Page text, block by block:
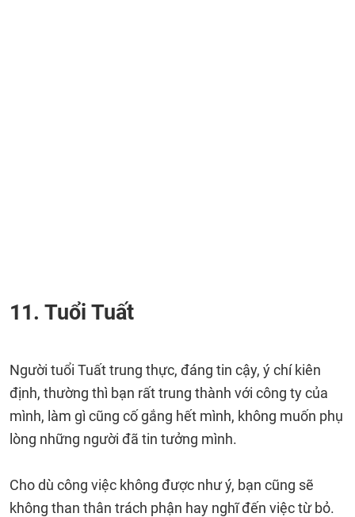
11. Tuổi Tuất
Người tuổi Tuất trung thực, đáng tin cậy, ý chí kiên
định, thường thì bạn rất trung thành với công ty của
mình, làm gì cũng cố gắng hết mình, không muốn phụ
lòng những người đã tin tưởng mình.
Cho dù công việc không được như ý, bạn cũng sẽ
không than thân trách phận hay nghĩ đến việc từ bỏ.